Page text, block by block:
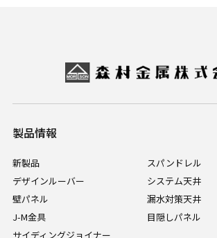
製品情報
新製品
スパンドレル
デザインルーバー
システム天井
壁パネル
漏水対策天井
J-M金具
目隠しパネル
サイディングジョイナー